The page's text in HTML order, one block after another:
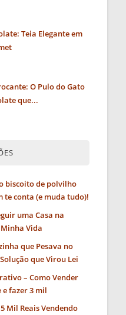
Teia Elegante em
O Pulo do Gato
que...
biscoito de polvilho
te conta (e muda tudo)!
uma Casa na
Vida
que Pesava no
que Virou Lei
– Como Vender
e fazer 3 mil
Mil Reais Vendendo